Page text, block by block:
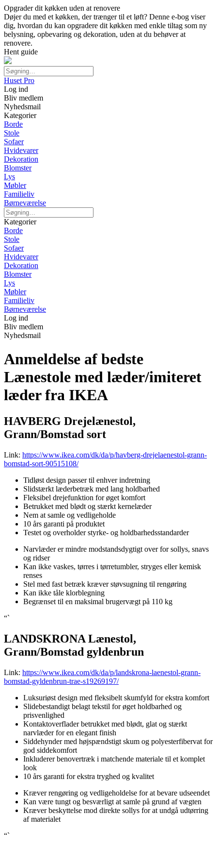
Opgrader dit køkken uden at renovere
Døjer du med et køkken, der trænger til et løft? Denne e-bog viser
dig, hvordan du kan opgradere dit køkken med enkle tiltag som ny
belysning, opbevaring og dekoration, uden at du behøver at
renovere.
Hent guide
Huset Pro
Log ind
Bliv medlem
Nyhedsmail
Kategorier
Borde
Stole
Sofaer
Hvidevarer
Dekoration
Blomster
Lys
Møbler
Familieliv
Børneværelse
Kategorier
Borde
Stole
Sofaer
Hvidevarer
Dekoration
Blomster
Lys
Møbler
Familieliv
Børneværelse
Log ind
Bliv medlem
Nyhedsmail
Anmeldelse af bedste
Lænestole med læder/imiteret
læder fra IKEA
HAVBERG Drejelænestol,
Grann/Bomstad sort
Link: https://www.ikea.com/dk/da/p/havberg-drejelaenestol-grann-
bomstad-sort-90515108/
Tidløst design passer til enhver indretning
Slidstærkt læderbetræk med lang holdbarhed
Fleksibel drejefunktion for øget komfort
Betrukket med blødt og stærkt kernelæder
Nem at samle og vedligeholde
10 års garanti på produktet
Testet og overholder styrke- og holdbarhedsstandarder
Narvlæder er mindre modstandsdygtigt over for sollys, snavs
og ridser
Kan ikke vaskes, tørres i tørretumbler, stryges eller kemisk
renses
Stel med fast betræk kræver støvsugning til rengøring
Kan ikke tåle klorblegning
Begrænset til en maksimal brugervægt på 110 kg
“`
LANDSKRONA Lænestol,
Grann/Bomstad gyldenbrun
Link: https://www.ikea.com/dk/da/p/landskrona-laenestol-grann-
bomstad-gyldenbrun-trae-s19269197/
Luksuriøst design med fleksibelt skumfyld for ekstra komfort
Slidebestandigt belagt tekstil for øget holdbarhed og
prisvenlighed
Kontaktoverflader betrukket med blødt, glat og stærkt
narvlæder for en elegant finish
Siddehynder med højspændstigt skum og polyesterfibervat for
god siddekomfort
Inkluderer benovertræk i matchende materiale til et komplet
look
10 års garanti for ekstra tryghed og kvalitet
Kræver rengøring og vedligeholdelse for at bevare udseendet
Kan være tungt og besværligt at samle på grund af vægten
Kræver beskyttelse mod direkte sollys for at undgå udtørring
af materialet
“`